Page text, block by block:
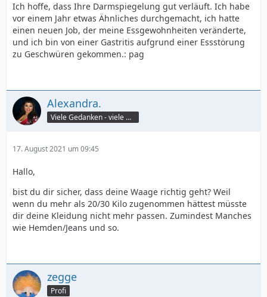
Ich hoffe, dass Ihre Darmspiegelung gut verläuft. Ich habe
vor einem Jahr etwas Ähnliches durchgemacht, ich hatte
einen neuen Job, der meine Essgewohnheiten veränderte,
und ich bin von einer Gastritis aufgrund einer Essstörung
zu Geschwüren gekommen.: pag
Alexandra.
Viele Gedanken - viele Worte
17. August 2021 um 09:45
Hallo,
bist du dir sicher, dass deine Waage richtig geht? Weil
wenn du mehr als 20/30 Kilo zugenommen hättest müsste
dir deine Kleidung nicht mehr passen. Zumindest Manches
wie Hemden/Jeans und so.
zegge
Profi